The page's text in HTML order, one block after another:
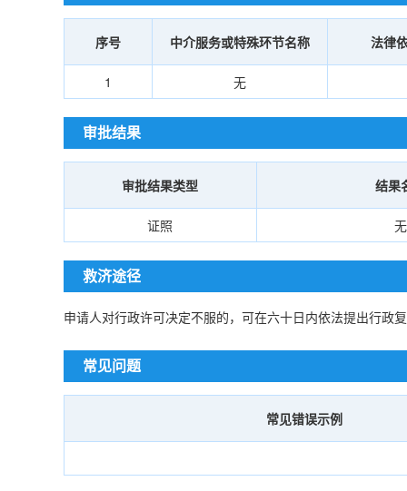
序号 中介服务或特殊环节名称 法律
1 无
审批结果
审批结果类型 结果
证照 无
救济途径
申请人对行政许可决定不服的，可在六十日内依法提出行政
常见问题
常见错误示例